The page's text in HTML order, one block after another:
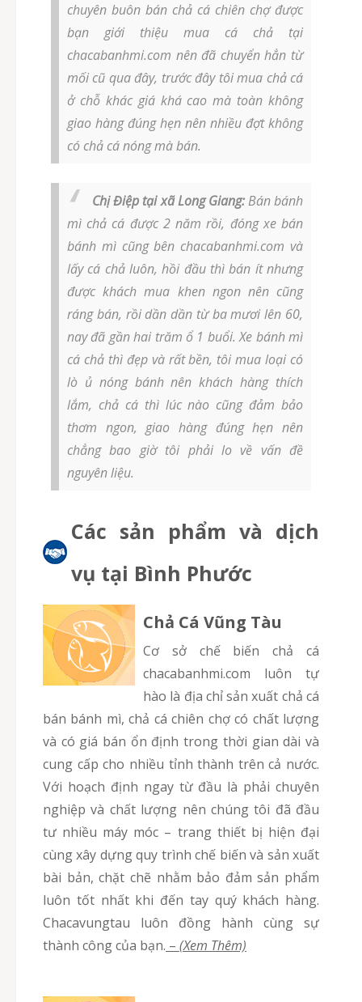
chuyên buôn bán chả cá chiên chợ được
bạn giới thiệu mua cá chả tại
chacabanhmi.com nên đã chuyển hẳn từ
mối cũ qua đây, trước đây tôi mua chả cá
ở chỗ khác giá khá cao mà toàn không
giao hàng đúng hẹn nên nhiều đợt không
có chả cá nóng mà bán.
Chị Điệp tại xã Long Giang:Bán bánh
mì chả cá được 2 năm rồi, đóng xe bán
bánh mì cũng bên chacabanhmi.com và
lấy cá chả luôn, hồi đầu thì bán ít nhưng
được khách mua khen ngon nên cũng
ráng bán, rồi dần dần từ ba mươi lên 60,
nay đã gần hai trăm ổ 1 buổi. Xe bánh mì
cá chả thì đẹp và rất bền, tôi mua loại có
lò ủ nóng bánh nên khách hàng thích
lắm, chả cá thì lúc nào cũng đảm bảo
thơm ngon, giao hàng đúng hẹn nên
chẳng bao giờ tôi phải lo về vấn đề
nguyên liệu.
Các sản phẩm và dịch
vụ tại Bình Phước
Chả Cá Vũng Tàu
Cơ sở chế biến chả cá
chacabanhmi.com luôn tự
hào là địa chỉ sản xuất chả cá
bán bánh mì, chả cá chiên chợ có chất lượng
và có giá bán ổn định trong thời gian dài và
cung cấp cho nhiều tỉnh thành trên cả nước.
Với hoạch định ngay từ đầu là phải chuyên
nghiệp và chất lượng nên chúng tôi đã đầu
tư nhiều máy móc – trang thiết bị hiện đại
cùng xây dựng quy trình chế biến và sản xuất
bài bản, chặt chẽ nhằm bảo đảm sản phẩm
luôn tốt nhất khi đến tay quý khách hàng.
Chacavungtau luôn đồng hành cùng sự
thành công của bạn. – (Xem Thêm)